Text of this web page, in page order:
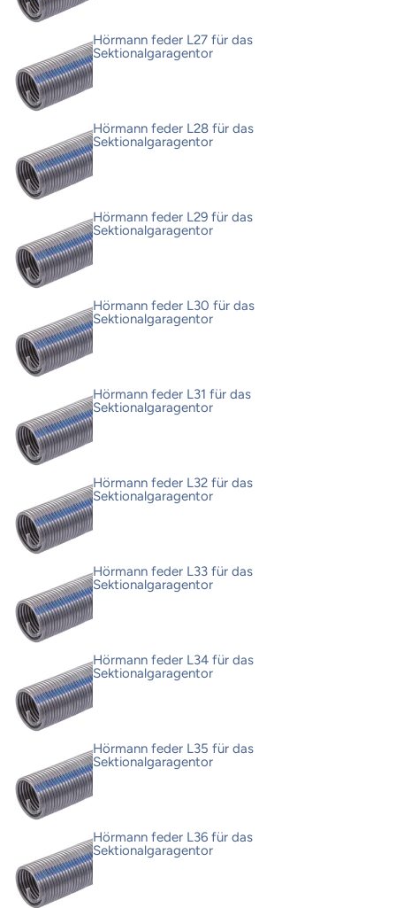
Hörmann feder L27 für das
Sektionalgaragentor
Hörmann feder L28 für das
Sektionalgaragentor
Hörmann feder L29 für das
Sektionalgaragentor
Hörmann feder L30 für das
Sektionalgaragentor
Hörmann feder L31 für das
Sektionalgaragentor
Hörmann feder L32 für das
Sektionalgaragentor
Hörmann feder L33 für das
Sektionalgaragentor
Hörmann feder L34 für das
Sektionalgaragentor
Hörmann feder L35 für das
Sektionalgaragentor
Hörmann feder L36 für das
Sektionalgaragentor